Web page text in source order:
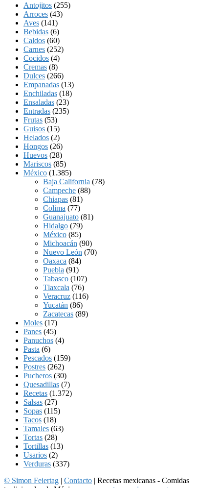
Antojitos (255)
Arroces (43)
Aves (141)
Bebidas (6)
Caldos (60)
Carnes (252)
Cocidos (4)
Cremas (8)
Dulces (266)
Empanadas (13)
Enchiladas (18)
Ensaladas (23)
Entradas (235)
Frutas (53)
Guisos (15)
Helados (2)
Hongos (26)
Huevos (28)
Mariscos (85)
México (1.385)
Baja California (78)
Campeche (88)
Chiapas (81)
Colima (77)
Guanajuato (81)
Hidalgo (79)
México (85)
Michoacán (90)
Nuevo León (70)
Oaxaca (84)
Puebla (91)
Tabasco (107)
Tlaxcala (76)
Veracruz (116)
Yucatán (86)
Zacatecas (89)
Moles (17)
Panes (45)
Panuchos (4)
Pasta (6)
Pescados (159)
Postres (262)
Pucheros (30)
Quesadillas (7)
Recetas (1.372)
Salsas (27)
Sopas (115)
Tacos (18)
Tamales (63)
Tortas (28)
Tortillas (13)
Usarios (2)
Verduras (337)
© Simon Feiertag | Contacto | Recetas mexicanas - Comidas